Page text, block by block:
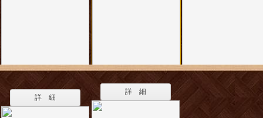
詳 細
詳 細